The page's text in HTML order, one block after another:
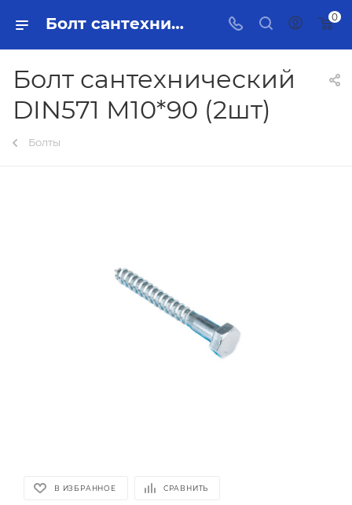
Болт сантехнический DIN571 М10*90 (2шт) Тольятти - купить в интернет-магазине, каталог с ценами и характеристиками 0
Болт сантехнический
DIN571 М10*90 (2шт)
Болты
В ИЗБРАННОЕ СРАВНИТЬ